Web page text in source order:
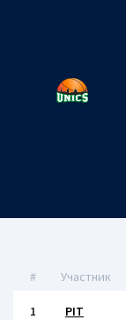
# Участник
1 PIT